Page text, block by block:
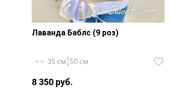
Лаванда Баблс (9 роз)
35 см 50 см
8 350 руб.